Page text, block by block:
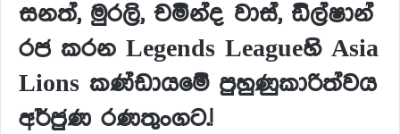
සනත්, මුරලි, චමින්ද වාස්, ඩිල්ෂාන්
රජ කරන Legends Leagueහි Asia
Lions කණ්ඩායමේ පුහුණුකාරිත්වය
අර්ජුණ රණතුංගට.!